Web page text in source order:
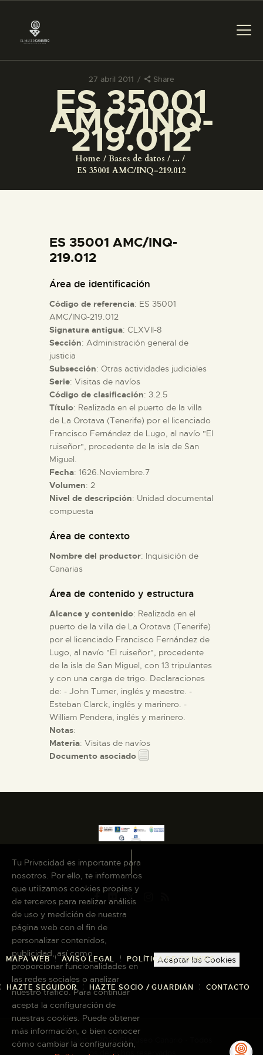
27 abril 2011 Share
ES 35001
AMC/INQ-
219.012
Home Bases de datos
...
ES 35001 AMC/INQ-219.012
PREPARAR LA VISITA
ACTIVIDADES
COLECCIONES
ESPAÑOL
PREPARAR LA VISITA
ACTIVIDADES
█
EL MUSEO
COLECCIONES
ESPAÑOL
ES 35001 AMC/INQ-
219.012
Área de identificación
Código de referencia: ES 35001
AMC/INQ-219.012
Signatura antigua: CLXVII-8
Sección: Administración general de
justicia
Subsección: Otras actividades judiciales
Serie: Visitas de navíos
Código de clasificación: 3.2.5
Título: Realizada en el puerto de la villa
de La Orotava (Tenerife) por el licenciado
Francisco Fernández de Lugo, al navío "El
ruiseñor", procedente de la isla de San
Miguel.
Fecha: 1626.Noviembre.7
Volumen: 2
Nivel de descripción: Unidad documental
compuesta
Área de contexto
Nombre del productor: Inquisición de
Canarias
Área de contenido y estructura
Alcance y contenido: Realizada en el
puerto de la villa de La Orotava (Tenerife)
por el licenciado Francisco Fernández de
Lugo, al navío "El ruiseñor", procedente
de la isla de San Miguel, con 13 tripulantes
y con una carga de trigo. Declaraciones
de: - John Turner, inglés y maestre. -
Esteban Clarck, inglés y marinero. -
William Pendera, inglés y marinero.
Notas:
Materia: Visitas de navíos
Documento asociado
MAPA WEB AVISO LEGAL POLÍTICA DE COOKIES
HAZTE SEGUIDOR HAZTE SOCIO / GUARDIÁN CONTACTO
Copyright © 2026 El Museo Canario · Todos
los derechos reservados
Tu Privacidad es importante para
nosotros. Por ello, te informamos
que utilizamos cookies propias y
de terceros para realizar análisis
de uso y medición de nuestra
página web con el fin de
personalizar contenidos,
publicidad, así como
proporcionar funcionalidades en
las redes sociales o analizar
nuestro tráfico. Para continuar
acepta la configuración de
nuestras cookies. Puede obtener
más información, o bien conocer
cómo cambiar la configuración,
Aceptar las Cookies